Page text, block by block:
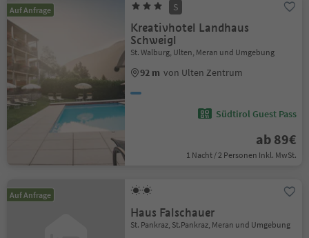
Auf Anfrage S
Kreativhotel Landhaus
Schweigl
St. Walburg, Ulten, Meran und Umgebung
92 m von Ulten Zentrum
Südtirol Guest Pass
ab 89€
1 Nacht / 2 Personen Inkl. MwSt.
Auf Anfrage
Haus Falschauer
St. Pankraz, St.Pankraz, Meran und Umgebung